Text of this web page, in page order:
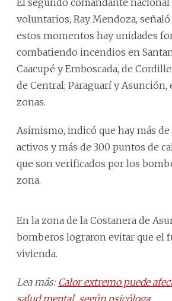
voluntarios, Ray Mendoza, señaló
estos momentos hay unidades
combatiendo incendios en
Caacupé y Emboscada, de
de Central; Paraguarí y Asunción,
zonas.
Asimismo, indicó que hay más de
activos y más de 300 puntos de
que son verificados por los
zona.
En la zona de la Costanera de
bomberos lograron evitar que el
vivienda.
Lea más: Calor extremo puede
salud mental, según psicóloga